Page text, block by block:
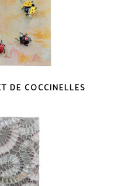
DE COCCINELLES